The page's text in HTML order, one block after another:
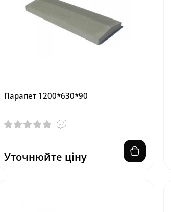
Парапет 1200*630*90
Уточнюйте ціну